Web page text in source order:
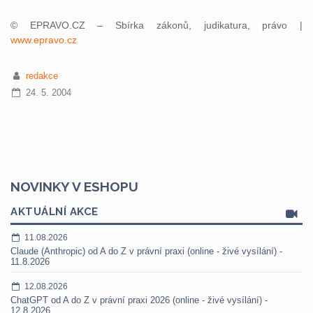
© EPRAVO.CZ – Sbírka zákonů, judikatura, právo |
www.epravo.cz
redakce
24. 5. 2004
NOVINKY V ESHOPU
AKTUÁLNÍ AKCE
11.08.2026
Claude (Anthropic) od A do Z v právní praxi (online - živé vysílání) -
11.8.2026
12.08.2026
ChatGPT od A do Z v právní praxi 2026 (online - živé vysílání) -
12.8.2026